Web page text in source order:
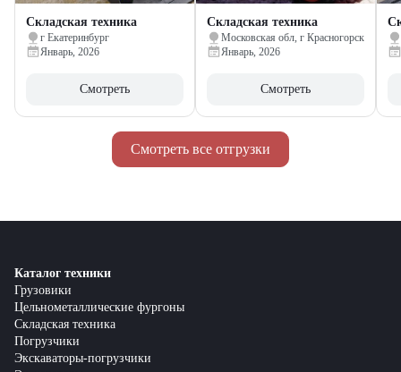
Смотреть все отгрузки
Складская техника
г Екатеринбург
Январь, 2026
Смотреть
Складская техника
Московская обл, г Красногорск
Январь, 2026
Смотреть
Каталог техники
Грузовики
Цельнометаллические фургоны
Складская техника
Погрузчики
Экскаваторы-погрузчики